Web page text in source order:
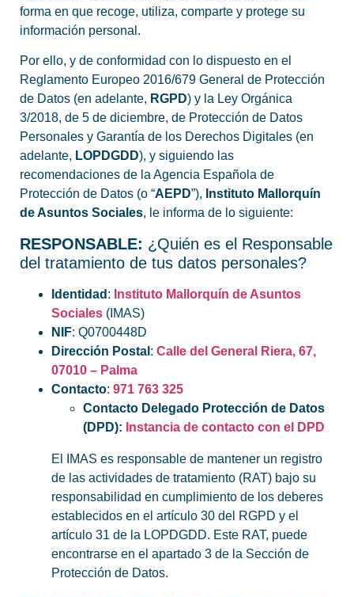
forma en que recoge, utiliza, comparte y protege su
información personal.
Por ello, y de conformidad con lo dispuesto en el
Reglamento Europeo 2016/679 General de Protección
de Datos (en adelante, RGPD) y la Ley Orgánica
3/2018, de 5 de diciembre, de Protección de Datos
Personales y Garantía de los Derechos Digitales (en
adelante, LOPDGDD), y siguiendo las
recomendaciones de la Agencia Española de
Protección de Datos (o “AEPD”), Instituto Mallorquín
de Asuntos Sociales, le informa de lo siguiente:
RESPONSABLE: ¿Quién es el Responsable
del tratamiento de tus datos personales?
Identidad : Instituto Mallorquín de Asuntos
Sociales (IMAS)
NIF: Q0700448D
Dirección Postal : Calle del General Riera, 67,
07010 – Palma
Contacto: 971 763 325
Contacto Delegado Protección de Datos
(DPD): Instancia de contacto con el DPD
El IMAS es responsable de mantener un registro
de las actividades de tratamiento (RAT) bajo su
responsabilidad en cumplimiento de los deberes
establecidos en el artículo 30 del RGPD y el
artículo 31 de la LOPDGDD. Este RAT, puede
encontrarse en el apartado 3 de la Sección de
Protección de Datos.